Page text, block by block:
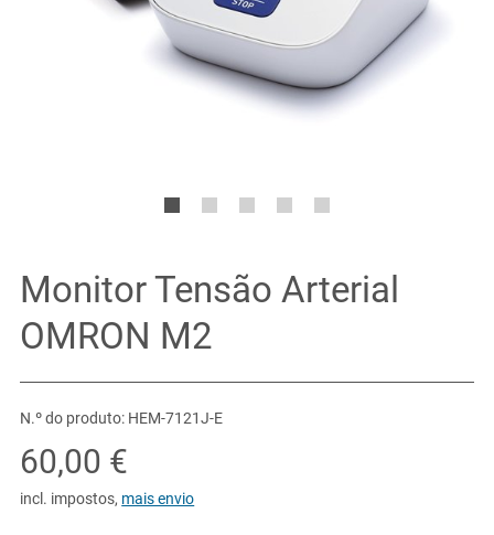
Monitor Tensão Arterial
OMRON M2
N.º do produto: HEM-7121J-E
60,00 €
incl. impostos, mais envio